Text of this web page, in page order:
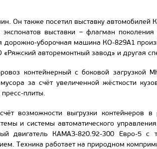
Он также посетил выставку автомобилей
выставки – флагман поколения
уборочная машина КО-829А1
авторемонтный завод» и другая
контейнерный с боковой загрузкой
за счёт увеличенной жёсткости
плиты.
возможности выгрузки контейнеров в
и системы автоматического
двигатель КАМАЗ-820.92-300 Евро-5
Техника работает на природном